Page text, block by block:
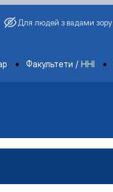
Для людей з вадами зору
Факультети / ННІ